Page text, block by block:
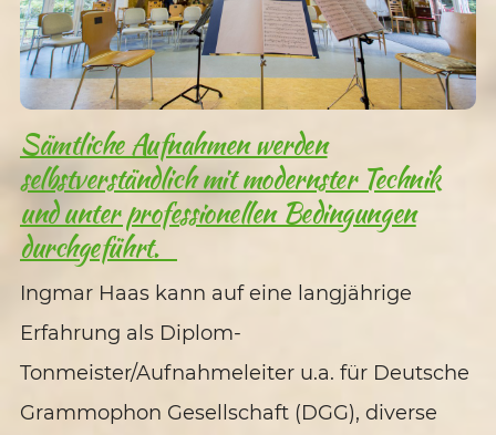
Sämtliche Aufnahmen werden
selbstverständlich mit modernster Technik
und unter professionellen Bedingungen
durchgeführt.
Ingmar Haas kann auf eine langjährige
Erfahrung als Diplom-
Tonmeister/Aufnahmeleiter u.a. für Deutsche
Grammophon Gesellschaft (DGG), diverse